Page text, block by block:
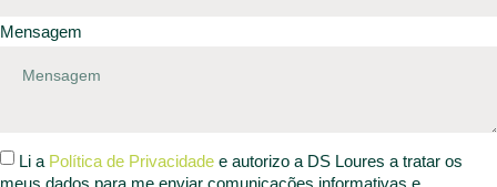
Mensagem
Li a Política de Privacidade e autorizo a DS Loures a tratar os
meus dados para me enviar comunicações informativas e